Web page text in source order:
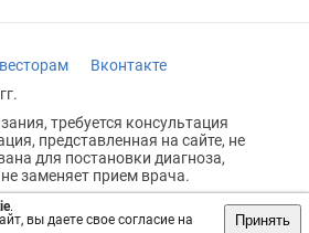
.
вы даете свое согласие на
Принять
Вконтакте
требуется консультация
представленная на сайте, не
для постановки диагноза,
заменяет прием врача.
18+